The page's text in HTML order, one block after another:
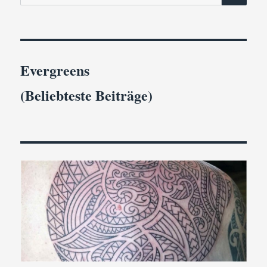
Replik
nach:
Evergreens
(Beliebteste Beiträge)